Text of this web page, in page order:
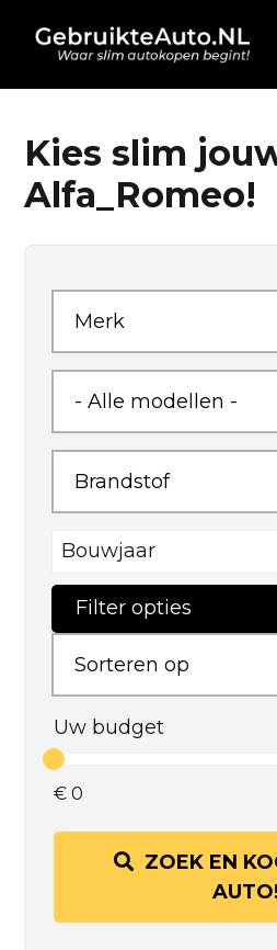
HOME
AUTO KOPEN
BLOG
WIE ZIJN WIJ
CONTACT
Kies slim
Alfa_Romeo!
Bouwjaar
Filter opties
Uw budget
€ 0
ZOEK EN
AUTO!